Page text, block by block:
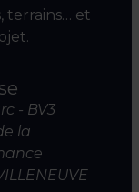
terrains… et
- BV3
la